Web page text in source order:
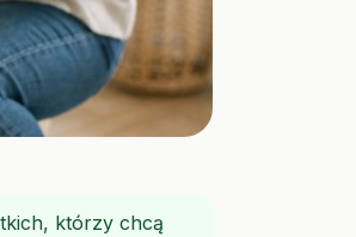
którzy chcą